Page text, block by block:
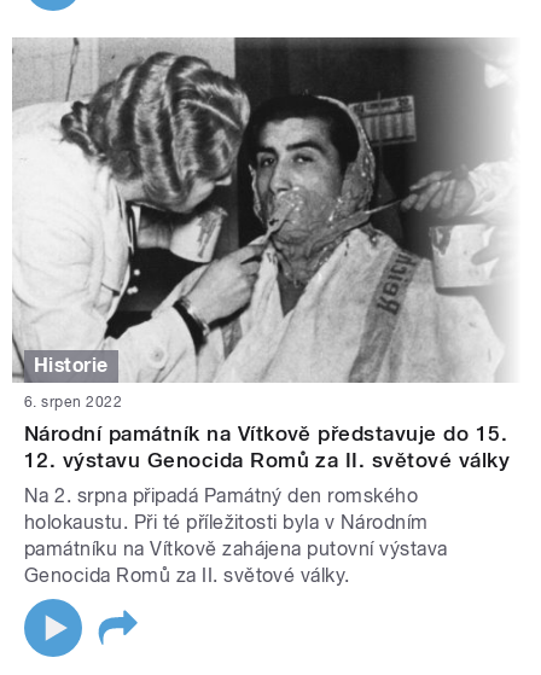
Historie
6. srpen 2022
Národní památník na Vítkově představuje do 15.
12. výstavu Genocida Romů za II. světové války
Na 2. srpna připadá Památný den romského
holokaustu. Při té příležitosti byla v Národním
památníku na Vítkově zahájena putovní výstava
Genocida Romů za II. světové války.